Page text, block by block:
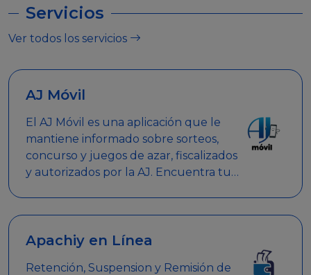
Servicios
Ver todos los servicios
AJ Móvil
El AJ Móvil es una aplicación que le
mantiene informado sobre sorteos,
concurso y juegos de azar, fiscalizados
y autorizados por la AJ. Encuentra tus
clave.
Apachiy en Línea
Retención, Suspension y Remisión de